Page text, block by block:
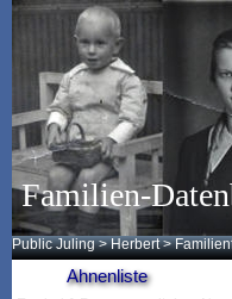
Familien-
Public Juling >Herbert >
Ahnenliste